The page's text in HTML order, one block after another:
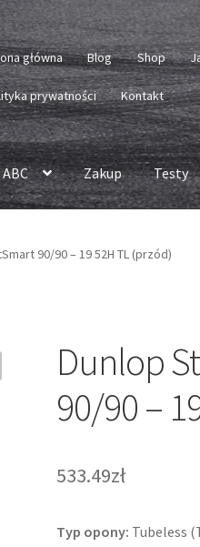
główna Blog Shop
prywatności Kontakt
Zakup Testy
90/90 – 19 52H TL (przód)
Dunlop
90/90 –
533.49zł
Typ opony: Tubeless